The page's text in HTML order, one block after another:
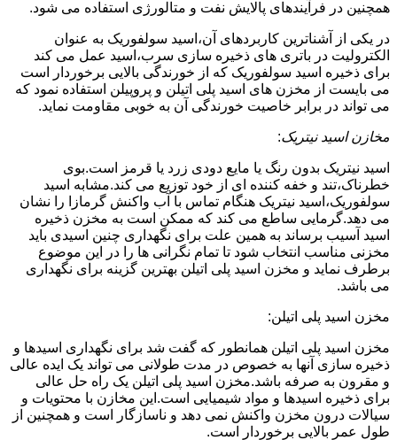
همچنین در فرآیندهای پالایش نفت و متالورژی استفاده می شود.
در یکی از آشناترین کاربردهای آن،اسید سولفوریک به عنوان
الکترولیت در باتری های ذخیره سازی سرب،اسید عمل می کند
برای ذخیره اسید سولفوریک که از خورندگی بالایی برخوردار است
می بایست از مخزن های اسید پلی اتیلن و پروپیلن استفاده نمود که
می تواند در برابر خاصیت خورندگی آن به خوبی مقاومت نماید.
مخازن اسید نیتریک:
اسید نیتریک بدون رنگ یا مایع دودی زرد یا قرمز است.بوی
خطرناک،تند و خفه کننده ای از خود توزیع می کند.مشابه اسید
سولفوریک،اسید نیتریک هنگام تماس با آب واکنش گرمازا را نشان
می دهد.گرمایی ساطع می کند که ممکن است به مخزن ذخیره
اسید آسیب برساند به همین علت برای نگهداری چنین اسیدی باید
مخزنی مناسب انتخاب شود تا تمام نگرانی ها را در این موضوع
برطرف نماید و مخزن اسید پلی اتیلن بهترین گزینه برای نگهداری
می باشد.
مخزن اسید پلی اتیلن:
مخزن اسید پلی اتیلن همانطور که گفت شد برای نگهداری اسیدها و
ذخیره سازی آنها به خصوص در مدت طولانی می تواند یک ایده عالی
و مقرون به صرفه باشد.مخزن اسید پلی اتیلن یک راه حل عالی
برای ذخیره اسیدها و مواد شیمیایی است.این مخازن با محتویات و
سیالات درون مخزن واکنش نمی دهد و ناسازگار است و همچنین از
طول عمر بالایی برخوردار است.